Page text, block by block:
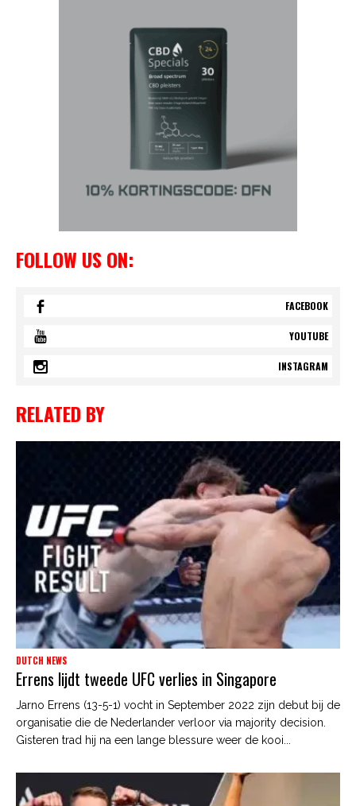
FOLLOW US ON:
FACEBOOK
YOUTUBE
INSTAGRAM
RELATED BY
DUTCH NEWS
Errens lijdt tweede UFC verlies in Singapore
Jarno Errens (13-5-1) vocht in September 2022 zijn debut bij de
organisatie die de Nederlander verloor via majority decision.
Gisteren trad hij na een lange blessure weer de kooi...